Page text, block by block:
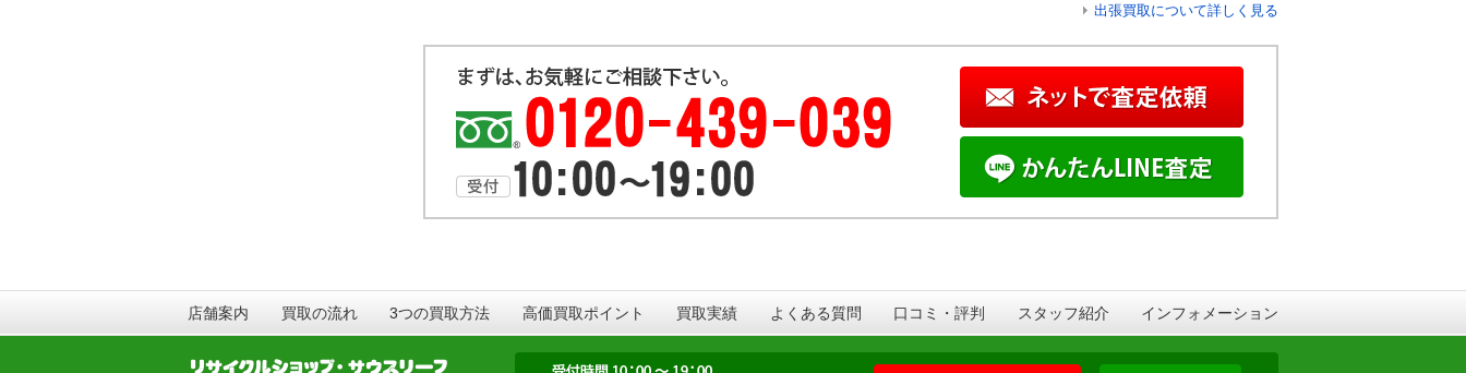
出張買取について詳しく見る
店舗案内 買取の流れ 3つの買取方法 高価買取ポイント 買取実績 よくある質問 口コミ・評判 スタッフ紹介 インフォメーション